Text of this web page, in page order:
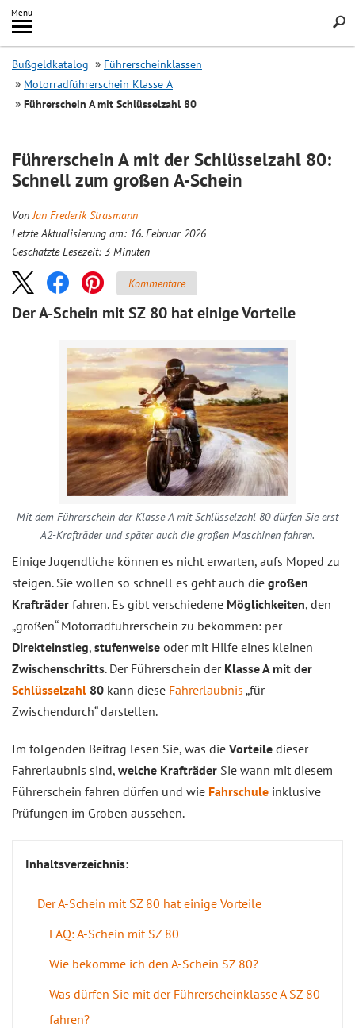
Inhalt
springen
Menü
Search
Bußgeldkatalog
Führerscheinklassen
Motorradführerschein Klasse A
Führerschein A mit Schlüsselzahl 80
Führerschein A mit der Schlüsselzahl 80:
Schnell zum großen A-Schein
VonJan Frederik Strasmann
Letzte Aktualisierung am: 16. Februar 2026
Geschätzte Lesezeit: 3 Minuten
Kommentare
Der A-Schein mit SZ 80 hat einige Vorteile
Mit dem Führerschein der Klasse A mit Schlüsselzahl 80 dürfen Sie erst
A2-Krafträder und später auch die großen Maschinen fahren.
Einige Jugendliche können es nicht erwarten, aufs Moped zu
steigen. Sie wollen so schnell es geht auch die großen
Krafträder fahren. Es gibt verschiedene Möglichkeiten, den
„großen“ Motorradführerschein zu bekommen: per
Direkteinstieg, stufenweise oder mit Hilfe eines kleinen
Zwischenschritts. Der Führerschein der Klasse A mit der
Schlüsselzahl 80 kann diese Fahrerlaubnis „für
Zwischendurch“ darstellen.
Im folgenden Beitrag lesen Sie, was die Vorteile dieser
Fahrerlaubnis sind, welche Krafträder Sie wann mit diesem
Führerschein fahren dürfen und wie Fahrschule inklusive
Prüfungen im Groben aussehen.
Inhaltsverzeichnis:
Der A-Schein mit SZ 80 hat einige Vorteile
FAQ: A-Schein mit SZ 80
Wie bekomme ich den A-Schein SZ 80?
Was dürfen Sie mit der Führerscheinklasse A SZ 80
fahren?